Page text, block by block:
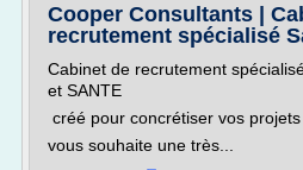
Cooper Consultants |
recrutement spécialisé
Cabinet de recrutement
et SANTE
créé pour concrétiser vos
vous souhaite une très...